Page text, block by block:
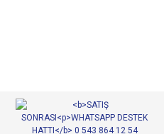
görüntülenemiyor.
bulunuyor.